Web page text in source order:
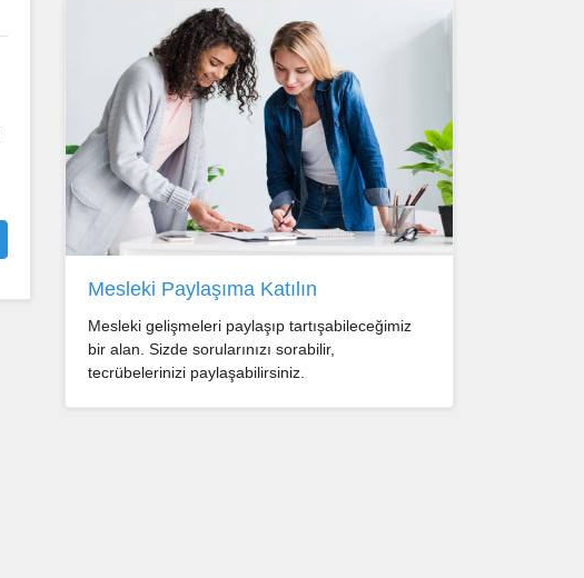
Mesleki Paylaşıma Katılın
Mesleki gelişmeleri paylaşıp tartışabileceğimiz
bir alan. Sizde sorularınızı sorabilir,
tecrübelerinizi paylaşabilirsiniz.